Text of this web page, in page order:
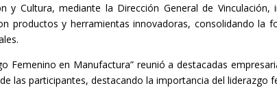
y Cultura, mediante la Dirección General de
productos y herramientas innovadoras, consolidando la
Femenino en Manufactura” reunió a destacadas
las participantes, destacando la importancia del liderazgo